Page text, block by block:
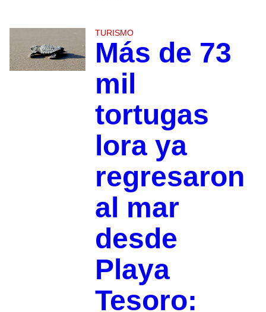
TURISMO
Más de 73
mil
tortugas
lora ya
regresaron
al mar
desde
Playa
Tesoro: